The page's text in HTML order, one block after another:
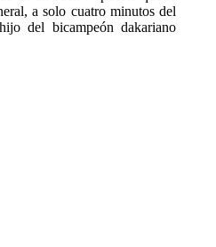
a solo cuatro minutos del
del bicampeón dakariano